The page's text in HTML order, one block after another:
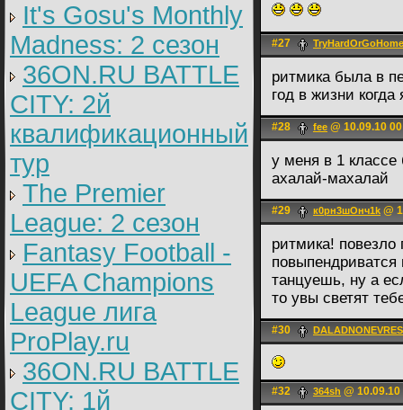
It's Gosu's Monthly
Madness: 2 сезон
36ON.RU BATTLE
CITY: 2й
квалификационный
тур
The Premier
League: 2 cезон
Fantasy Football -
UEFA Champions
League лига
ProPlay.ru
36ON.RU BATTLE
CITY: 1й
#27 TryHardOrGoHome
ритмика была в
год в жизни
#28 fee @ 10.09.10
у меня в 1
ахалай-махалай
#29 к0рн3шОнч1k @
ритмика!
повыпендриватся
танцуешь, ну а
то увы светят
#30
#32 364sh @